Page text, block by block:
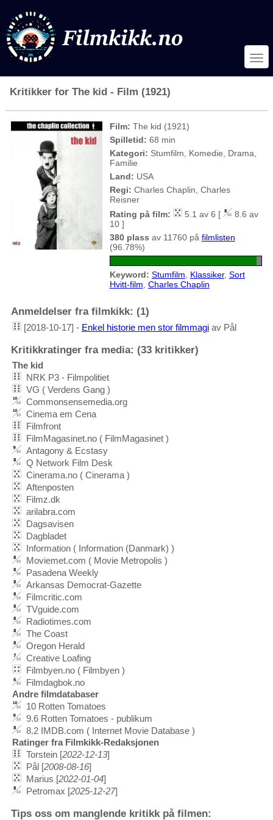
Kritikker for The kid - Film (1921)
Film: The kid (1921)
Spilletid: 68 min
Kategori: Stumfilm, Komedie, Drama,
Familie
Land: USA
Regi: Charles Chaplin, Charles
Reisner
Rating på film:
5.1 av 6 [
8.6 av
10 ]
380 plass av 11760 på filmlisten
(96.78%)
Keyword: Stumfilm Klassiker, Sort
Hvitt-film Charles Chaplin
Anmeldelser fra filmkikk: (1)
[2018-10-17] - Enkel historie men stor filmmagiav Pål
Kritikkratinger fra media: (33 kritikker)
The kid
NRK P3 - Filmpolitiet
VG ( Verdens Gang )
Commonsensemedia.org
Cinema em Cena
Filmfront
FilmMagasinet.no ( FilmMagasinet )
Antagony & Ecstasy
Q Network Film Desk
Cinerama.no ( Cinerama )
Aftenposten
Filmz.dk
arilabra.com
Dagsavisen
Dagbladet
Information ( Information (Danmark) )
Moviemet.com ( Movie Metropolis )
Pasadena Weekly
Arkansas Democrat-Gazette
Filmcritic.com
TVguide.com
Radiotimes.com
The Coast
Oregon Herald
Creative Loafing
Filmbyen.no ( Filmbyen )
Filmdagbok.no
Andre filmdatabaser
10 Rotten Tomatoes
9.6 Rotten Tomatoes - publikum
8.2 IMDB.com ( Internet Movie Database )
Ratinger fra Filmkikk-Redaksjonen
Torstein [2022-12-13]
Pål [2008-08-16]
Marius [2022-01-04]
Petromax [2025-12-27]
Tips oss om manglende kritikk på filmen: